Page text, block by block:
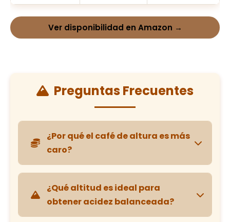
Ver disponibilidad en Amazon →
Preguntas Frecuentes
¿Por qué el café de altura es más
caro?
recolección manual
rendimientospor hectárea y la
calidad
de taza superiorque ofrece.
¿Qué altitud es ideal para
obtener acidez balanceada?